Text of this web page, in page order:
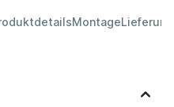
Montage